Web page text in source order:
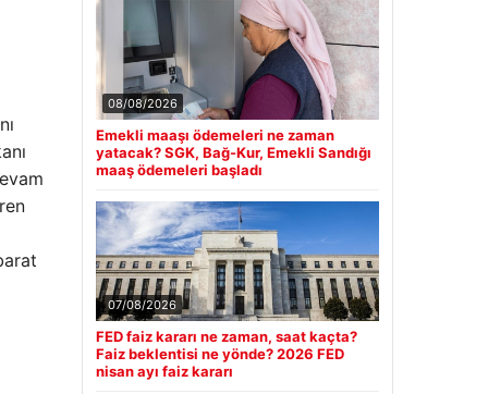
08/08/2026
Emekli maaşı ödemeleri ne zaman
yatacak? SGK, Bağ-Kur, Emekli Sandığı
maaş ödemeleri başladı
07/08/2026
FED faiz kararı ne zaman, saat kaçta?
Faiz beklentisi ne yönde? 2026 FED
nisan ayı faiz kararı